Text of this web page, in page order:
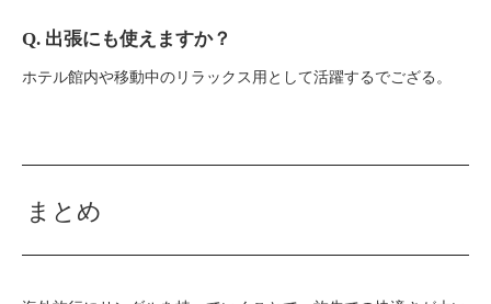
Q. 出張にも使えますか？
ホテル館内や移動中のリラックス用として活躍するでござる。
まとめ